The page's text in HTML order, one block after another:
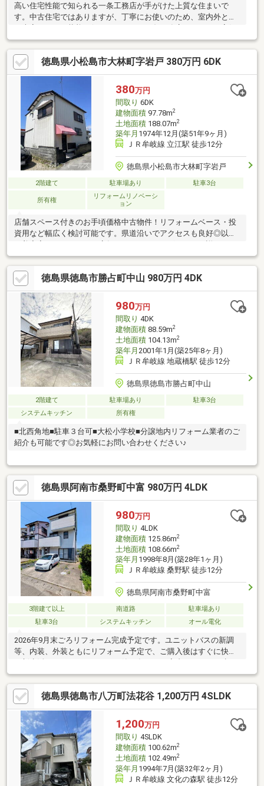
高い住宅性能で知られる一条工務店が手がけた上質な住まいで
す。中古住宅ではありますが、丁寧にお使いのため、室内外とも
に大変きれいな状態を保っています。一条工務店ならではの高気
密・高断熱仕様により、四季を通して快適な室内環境を実現。延
床約85㎡のコンパクトながらも空間設計に工夫があり、無理のな
いサイズ感で心地よく暮らせる一邸です。単身・ご夫婦・少人数
のご家庭におすすめの、性能住宅ならではの安心と快適さが感じ
徳島県小松島市大林町字岩戸 380万円 6DK
380万円
間取り 6DK
建物面積97.78m2
土地面積188.07m2
築年月 1974年12月(築51年9ヶ月)
ＪＲ牟岐線 立江駅 徒歩12分
徳島県小松島市大林町字岩戸
2階建て 駐車場あり 駐車3台
所有権
リフォームリノベーシ
ョン
店舗スペース付きのお手頃価格中古物件！リフォームベース・投
資用など幅広く検討可能です。県道沿いでアクセスも良好◎以前
気軽にフィールズ（088-624-8828）までお問合せください♪
徳島県徳島市勝占町中山 980万円 4DK
980万円
間取り 4DK
建物面積88.59m2
土地面積104.13m2
築年月 2001年1月(築25年8ヶ月)
ＪＲ牟岐線 地蔵橋駅 徒歩12分
徳島県徳島市勝占町中山
2階建て 駐車場あり
駐車3台
システムキッチン
所有権
■北西角地■駐車３台可■大松小学校■分譲地内リフォーム業者のご
紹介も可能です◎お気軽にお問い合わせください♪
徳島県阿南市桑野町中富 980万円 4LDK
980万円
間取り 4LDK
建物面積125.86m2
土地面積108.66m2
築年月 1998年8月(築28年1ヶ月)
ＪＲ牟岐線 桑野駅 徒歩12分
徳島県阿南市桑野町中富
3階建て以上 南道路
駐車場あり
駐車3台
システムキッチン オール電化
2026年9月末ごろリフォーム完成予定です。ユニットバスの新調
等、内装、外装ともにリフォーム予定で、ご購入後はすぐに快適
れ変わり、駐車場は3台分を確保。ご家族の車はもちろん、来客時
にも便利です。津波警戒区域外に位置しており、安心感のある住
環境も魅力。コンパクトながらもファミリー世帯にもおすすめの
一邸です。■2026年9月 リフォーム完成予定■洋室：床重ね張
り、クロス張替え 和室：クロス張替え、襖・障子張替え、畳表
替え LDK：床重ね張り、クロス張替え ユニットバス：新調
洗面台：新調IH：新調 その他内装工事、外構工事
徳島県徳島市八万町法花谷 1,200万円 4SLDK
1,200万円
間取り 4SLDK
建物面積100.62m2
土地面積102.49m2
築年月 1994年7月(築32年2ヶ月)
ＪＲ牟岐線 文化の森駅 徒歩12分